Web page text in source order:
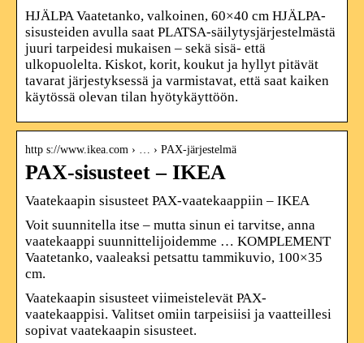
HJÄLPA Vaatetanko, valkoinen, 60×40 cm HJÄLPA-
sisusteiden avulla saat PLATSA-säilytysjärjestelmästä
juuri tarpeidesi mukaisen – sekä sisä- että
ulkopuolelta. Kiskot, korit, koukut ja hyllyt pitävät
tavarat järjestyksessä ja varmistavat, että saat kaiken
käytössä olevan tilan hyötykäyttöön.
http s://www.ikea.com › … › PAX-järjestelmä
PAX-sisusteet – IKEA
Vaatekaapin sisusteet PAX-vaatekaappiin – IKEA
Voit suunnitella itse – mutta sinun ei tarvitse, anna
vaatekaappi suunnittelijoidemme … KOMPLEMENT
Vaatetanko, vaaleaksi petsattu tammikuvio, 100×35
cm.
Vaatekaapin sisusteet viimeistelevät PAX-
vaatekaappisi. Valitset omiin tarpeisiisi ja vaatteillesi
sopivat vaatekaapin sisusteet.